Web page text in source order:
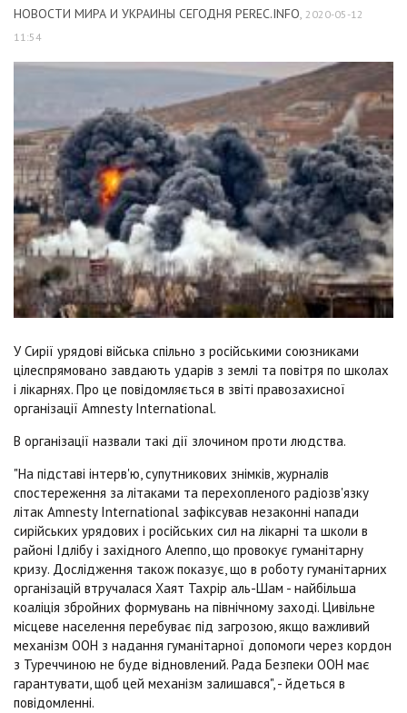
НОВОСТИ МИРА И УКРАИНЫ СЕГОДНЯ PEREC.INFO, 2020-05-12
11:54
У Сирії урядові війська спільно з російськими союзниками
цілеспрямовано завдають ударів з землі та повітря по школах
і лікарнях. Про це повідомляється в звіті правозахисної
організації Amnesty International.
В організації назвали такі дії злочином проти людства.
"На підставі інтерв'ю, супутникових знімків, журналів
спостереження за літаками та перехопленого радіозв'язку
літак Amnesty International зафіксував незаконні напади
сирійських урядових і російських сил на лікарні та школи в
районі Ідлібу і західного Алеппо, що провокує гуманітарну
кризу. Дослідження також показує, що в роботу гуманітарних
організацій втручалася Хаят Тахрір аль-Шам - найбільша
коаліція збройних формувань на північному заході. Цивільне
місцеве населення перебуває під загрозою, якщо важливий
механізм ООН з надання гуманітарної допомоги через кордон
з Туреччиною не буде відновлений. Рада Безпеки ООН має
гарантувати, щоб цей механізм залишався", - йдеться в
повідомленні.